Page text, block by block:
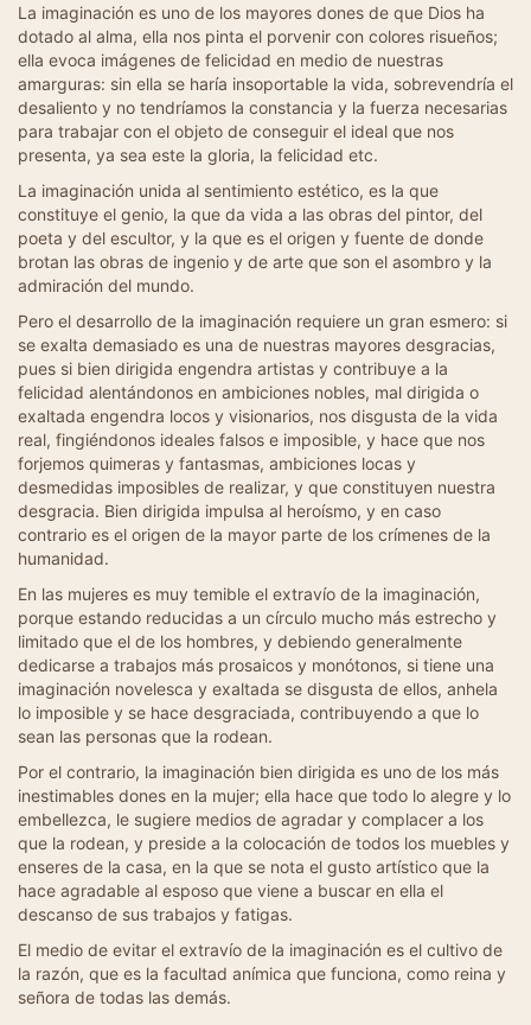
La imaginación es uno de los mayores dones de que Dios ha
dotado al alma, ella nos pinta el porvenir con colores risueños;
ella evoca imágenes de felicidad en medio de nuestras
amarguras: sin ella se haría insoportable la vida, sobrevendría el
desaliento y no tendríamos la constancia y la fuerza necesarias
para trabajar con el objeto de conseguir el ideal que nos
presenta, ya sea este la gloria, la felicidad etc.
La imaginación unida al sentimiento estético, es la que
constituye el genio, la que da vida a las obras del pintor, del
poeta y del escultor, y la que es el origen y fuente de donde
brotan las obras de ingenio y de arte que son el asombro y la
admiración del mundo.
Pero el desarrollo de la imaginación requiere un gran esmero: si
se exalta demasiado es una de nuestras mayores desgracias,
pues si bien dirigida engendra artistas y contribuye a la
felicidad alentándonos en ambiciones nobles, mal dirigida o
exaltada engendra locos y visionarios, nos disgusta de la vida
real, fingiéndonos ideales falsos e imposible, y hace que nos
forjemos quimeras y fantasmas, ambiciones locas y
desmedidas imposibles de realizar, y que constituyen nuestra
desgracia. Bien dirigida impulsa al heroísmo, y en caso
contrario es el origen de la mayor parte de los crímenes de la
humanidad.
En las mujeres es muy temible el extravío de la imaginación,
porque estando reducidas a un círculo mucho más estrecho y
limitado que el de los hombres, y debiendo generalmente
dedicarse a trabajos más prosaicos y monótonos, si tiene una
imaginación novelesca y exaltada se disgusta de ellos, anhela
lo imposible y se hace desgraciada, contribuyendo a que lo
sean las personas que la rodean.
Por el contrario, la imaginación bien dirigida es uno de los más
inestimables dones en la mujer; ella hace que todo lo alegre y lo
embellezca, le sugiere medios de agradar y complacer a los
que la rodean, y preside a la colocación de todos los muebles y
enseres de la casa, en la que se nota el gusto artístico que la
hace agradable al esposo que viene a buscar en ella el
descanso de sus trabajos y fatigas.
El medio de evitar el extravío de la imaginación es el cultivo de
la razón, que es la facultad anímica que funciona, como reina y
señora de todas las demás.